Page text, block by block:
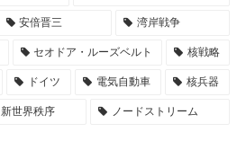
安倍晋三 湾岸戦争
セオドア・ルーズベルト 核戦略
ドイツ 電気自動車 核兵器
新世界秩序 ノードストリーム